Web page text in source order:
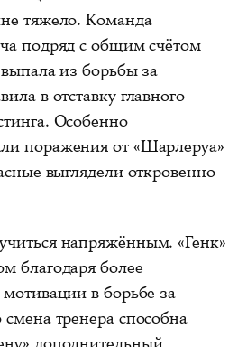
тяжело. Команда
подряд с общим счётом
из борьбы за
в отставку главного
Особенно
поражения от «Шарлеруа»
выглядели откровенно
напряжённым. «Генк»
благодаря более
в борьбе за
тренера способна